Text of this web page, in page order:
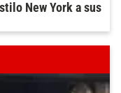
New York a sus